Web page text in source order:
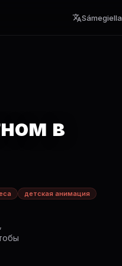
Sámegiella
в
детская анимация